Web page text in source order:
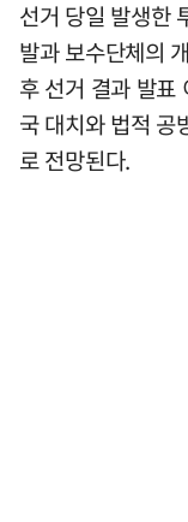
선거 당일 발생한
발과 보수단체의
후 선거 결과 발표
국 대치와 법적 공
로 전망된다.